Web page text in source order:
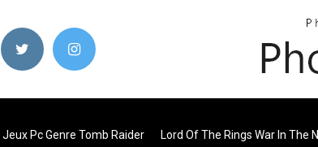
Jeux Pc Genre Tomb Raider Lord Of The Rings War In The